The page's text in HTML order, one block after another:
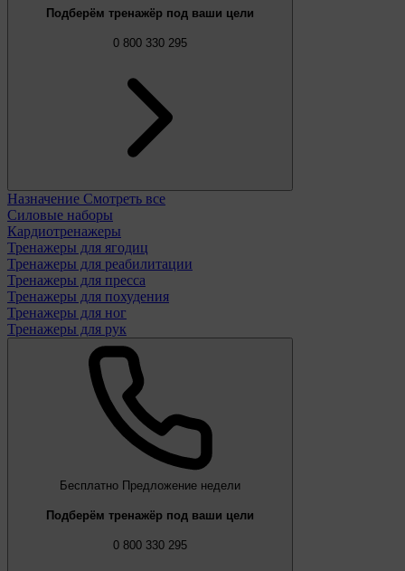
Подберём тренажёр под ваши цели
0 800 330 295
Назначение Смотреть все
Силовые наборы
Кардиотренажеры
Тренажеры для ягодиц
Тренажеры для реабилитации
Тренажеры для пресса
Тренажеры для похудения
Тренажеры для ног
Тренажеры для рук
Бесплатно Предложение недели
Подберём тренажёр под ваши цели
0 800 330 295